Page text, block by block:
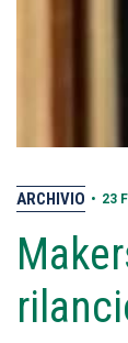
ARCHIVIO • 23